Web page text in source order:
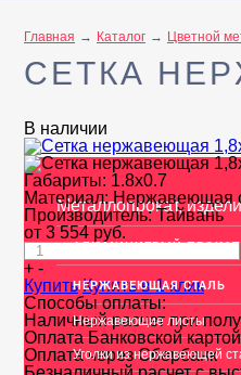
Главная Каталог Цветной
СЕТКА
Металлопрокат,
АЛЮМИНИЕВЫЙ ПРОКАТ
НЕРЖАВЕЮЩАЯ СТАЛЬ
Нержавеющие листы
Уголки из нержавеющей
В наличии
Габариты: 1.8x0.7
Материал:Нержавеющая
Производитель:Тайвань
от 3 554руб.
+ -
Купить Купить в 1 клик
Способы оплаты:
Наличный расчет при
Оплата Банковской картой
Оплата через Сбербанк